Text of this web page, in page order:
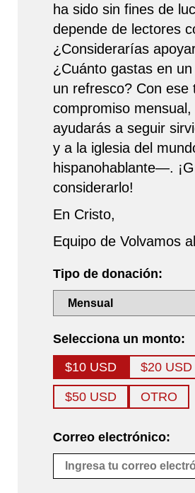
ha sido sin fines de
depende de lectores
¿Considerarías
¿Cuánto gastas en
un refresco? Con ese
compromiso mensual,
ayudarás a seguir
y a la iglesia del
hispanohablante—.
considerarlo!
En Cristo,
Equipo de Volvamos
Tipo de donación:
Selecciona un monto:
$10 USD
$20 USD
$50 USD OTRO
Correo electrónico: